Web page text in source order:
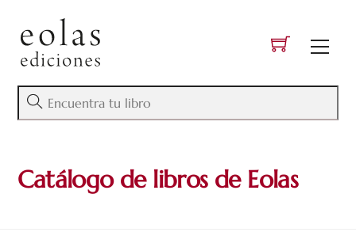
content
Catálogo de libros de Eolas